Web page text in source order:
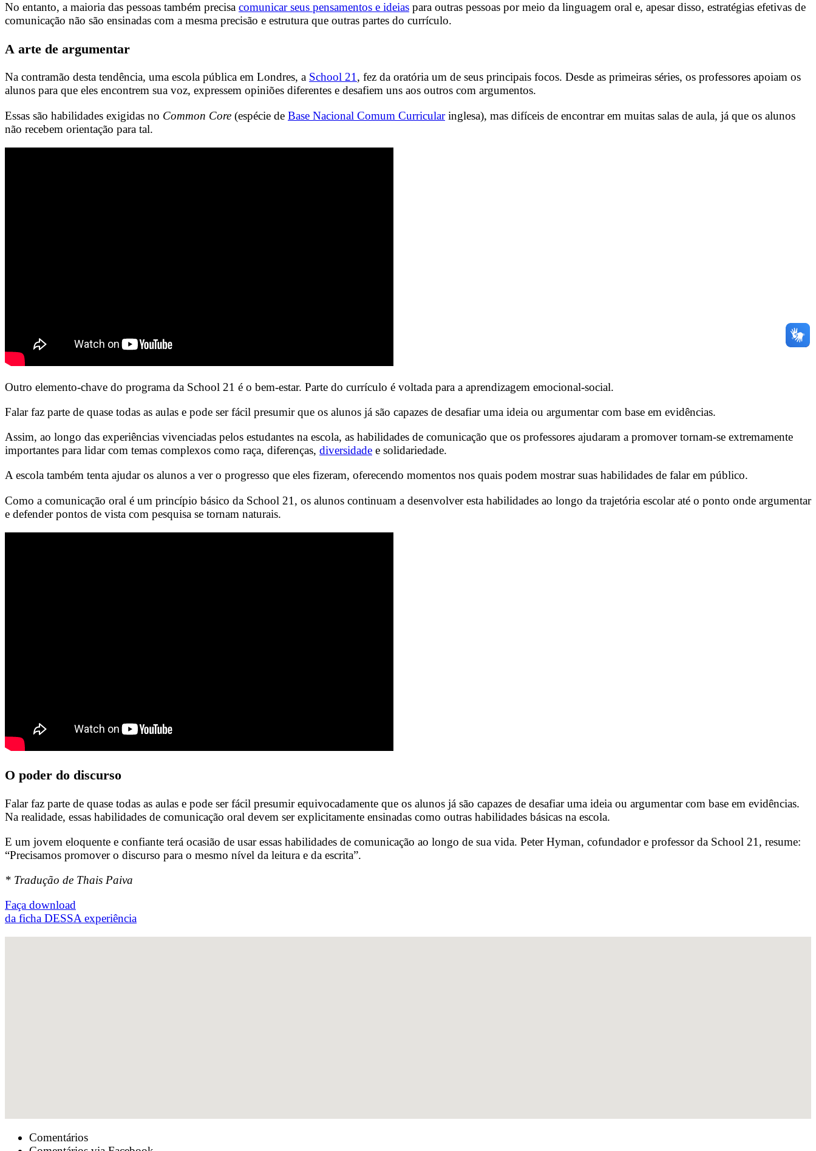
No entanto, a maioria das pessoas também precisa comunicar seus pensamentos e ideias para outras pessoas por meio da linguagem oral e, apesar disso, estratégias efetivas de
comunicação não são ensinadas com a mesma precisão e estrutura que outras partes do currículo.
A arte de argumentar
Na contramão desta tendência, uma escola pública em Londres, a School 21, fez da oratória um de seus principais focos. Desde as primeiras séries, os professores apoiam os
alunos para que eles encontrem sua voz, expressem opiniões diferentes e desafiem uns aos outros com argumentos.
Essas são habilidades exigidas no Common Core (espécie de Base Nacional Comum Curricularinglesa), mas difíceis de encontrar em muitas salas de aula, já que os alunos
não recebem orientação para tal.
Outro elemento-chave do programa da School 21 é o bem-estar. Parte do currículo é voltada para a aprendizagem emocional-social.
Falar faz parte de quase todas as aulas e pode ser fácil presumir que os alunos já são capazes de desafiar uma ideia ou argumentar com base em evidências.
Assim, ao longo das experiências vivenciadas pelos estudantes na escola, as habilidades de comunicação que os professores ajudaram a promover tornam-se extremamente
importantes para lidar com temas complexos como raça, diferenças, diversidade e solidariedade.
A escola também tenta ajudar os alunos a ver o progresso que eles fizeram, oferecendo momentos nos quais podem mostrar suas habilidades de falar em público.
Como a comunicação oral é um princípio básico da School 21, os alunos continuam a desenvolver esta habilidades ao longo da trajetória escolar até o ponto onde argumentar
e defender pontos de vista com pesquisa se tornam naturais.
O poder do discurso
Falar faz parte de quase todas as aulas e pode ser fácil presumir equivocadamente que os alunos já são capazes de desafiar uma ideia ou argumentar com base em evidências.
Na realidade, essas habilidades de comunicação oral devem ser explicitamente ensinadas como outras habilidades básicas na escola.
E um jovem eloquente e confiante terá ocasião de usar essas habilidades de comunicação ao longo de sua vida. Peter Hyman, cofundador e professor da School 21, resume:
“Precisamos promover o discurso para o mesmo nível da leitura e da escrita”.
* Tradução de Thais Paiva
Faça download
da ficha DESSA experiência
Comentários